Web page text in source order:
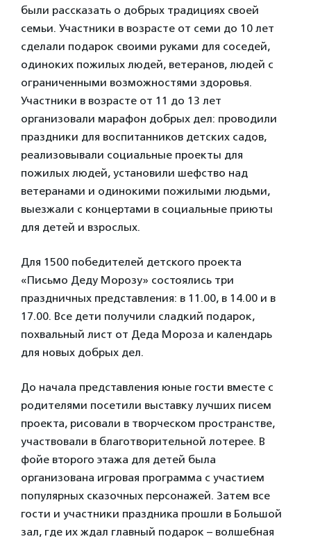
были рассказать о добрых традициях своей
семьи. Участники в возрасте от семи до 10 лет
сделали подарок своими руками для соседей,
одиноких пожилых людей, ветеранов, людей с
ограниченными возможностями здоровья.
Участники в возрасте от 11 до 13 лет
организовали марафон добрых дел: проводили
праздники для воспитанников детских садов,
реализовывали социальные проекты для
пожилых людей, установили шефство над
ветеранами и одинокими пожилыми людьми,
выезжали с концертами в социальные приюты
для детей и взрослых.
Для 1500 победителей детского проекта
«Письмо Деду Морозу» состоялись три
праздничных представления: в 11.00, в 14.00 и в
17.00. Все дети получили сладкий подарок,
похвальный лист от Деда Мороза и календарь
для новых добрых дел.
До начала представления юные гости вместе с
родителями посетили выставку лучших писем
проекта, рисовали в творческом пространстве,
участвовали в благотворительной лотерее. В
фойе второго этажа для детей была
организована игровая программа с участием
популярных сказочных персонажей. Затем все
гости и участники праздника прошли в Большой
зал, где их ждал главный подарок – волшебная